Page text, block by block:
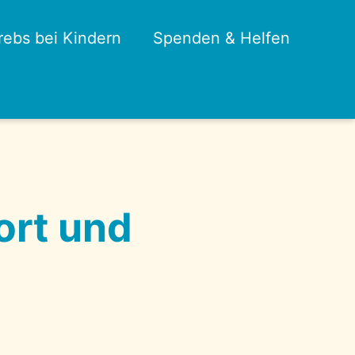
bei Kindern Spenden & Helfen
und